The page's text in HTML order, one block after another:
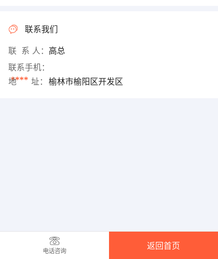
联系我们
联 系 人： 高总
联系手机：
****
地 址： 榆林市榆阳区开发区
电话咨询
返回首页